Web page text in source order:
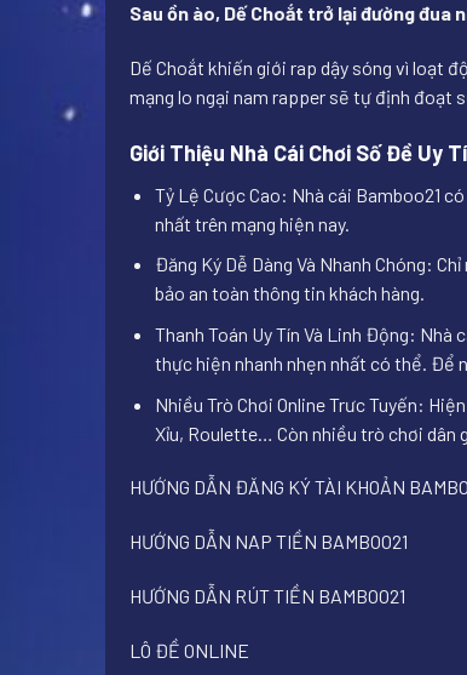
Sau ồn ào, Dế Choắt trở lại đường đua
Dế Choắt khiến giới rap dậy sóng vì loạt
mạng lo ngại nam rapper sẽ tự định đoạt
Giới Thiệu Nhà Cái Chơi Số Đề Uy
Tỷ Lệ Cược Cao: Nhà cái Bamboo21
nhất trên mạng hiện nay.
Đăng Ký Dễ Dàng Và Nhanh Chóng:
bảo an toàn thông tin khách hàng.
Thanh Toán Uy Tín Và Linh Động:
thực hiện nhanh nhẹn nhất có thể. Để
Nhiều Trò Chơi Online Trưc Tuyến:
Xỉu, Roulette…
Còn nhiều trò chơi dân
HƯỚNG DẪN ĐĂNG KÝ TÀI KHOẢN
HƯỚNG DẪN NAP TIỀN BAMBOO21
HƯỚNG DẪN RÚT TIỀN BAMBOO21
LÔ ĐỀ ONLINE